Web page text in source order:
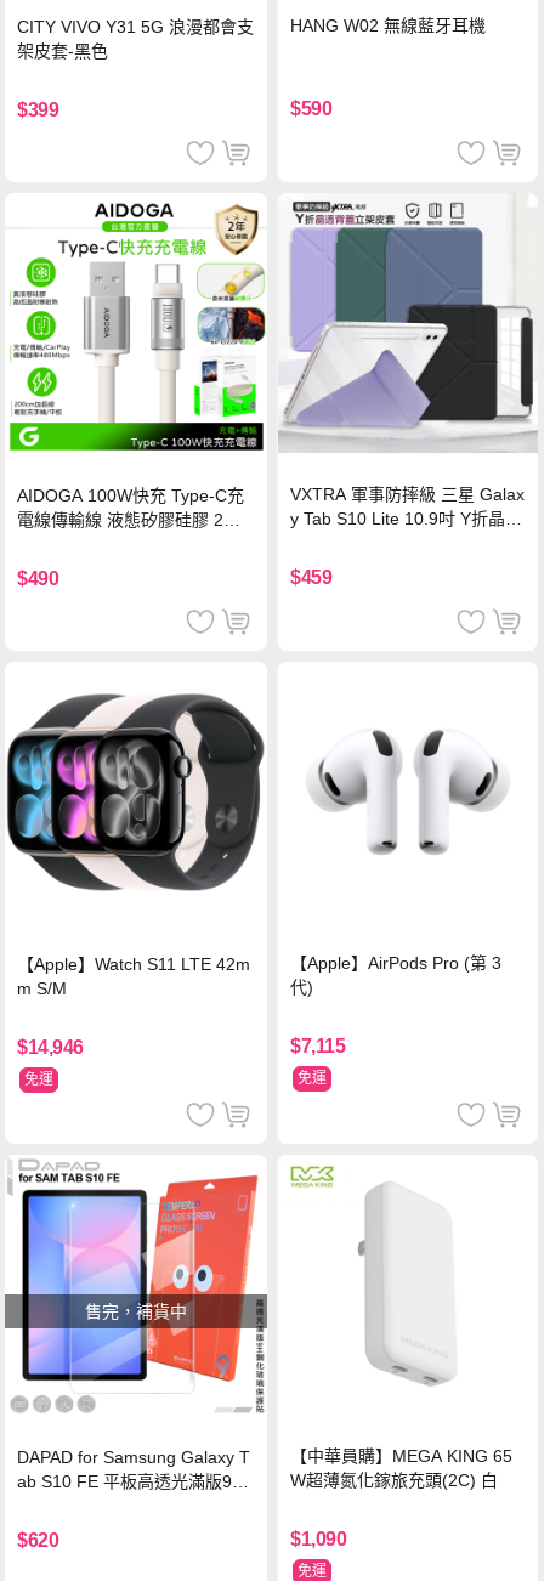
CITY VIVO Y31 5G 浪漫都會支
架皮套-黑色
$399
HANG W02 無線藍牙耳機
$590
AIDOGA 100W快充 Type-C充
電線傳輸線 液態矽膠硅膠 2M
$490
VXTRA 軍事防摔級 三星 Galax
y Tab S10 Lite 10.9吋 Y折晶透
$459
【Apple】Watch S11 LTE 42m
m S/M
$14,946
免運
【Apple】AirPods Pro (第 3
代)
$7,115
免運
售完，補貨中
DAPAD for Samsung Galaxy T
ab S10 FE 平板高透光滿版9H
$620
【中華員購】MEGA KING 65
W超薄氮化鎵旅充頭(2C) 白
$1,090
免運